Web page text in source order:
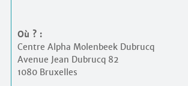
Où ? :
Centre Alpha Molenbeek Dubrucq
Avenue Jean Dubrucq 82
1080 Bruxelles